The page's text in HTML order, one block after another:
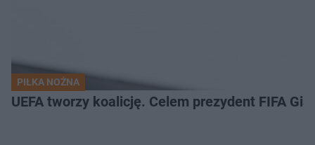
PIŁKA NOŻNA
UEFA tworzy koalicję. Celem prezydent FIFA